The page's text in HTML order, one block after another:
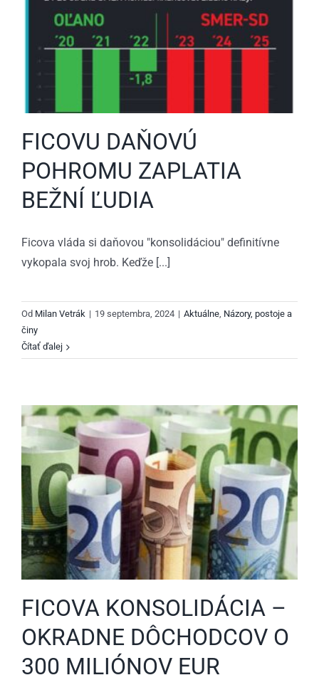
FICOVU DAŇOVÚ
POHROMU ZAPLATIA
BEŽNÍ ĽUDIA
Ficova vláda si daňovou "konsolidáciou" definitívne
vykopala svoj hrob. Keďže [...]
Od Milan Vetrák | 19 septembra, 2024 | Aktuálne, Názory, postoje a
činy
Čítať ďalej
FICOVA KONSOLIDÁCIA –
OKRADNE DÔCHODCOV O
300 MILIÓNOV EUR